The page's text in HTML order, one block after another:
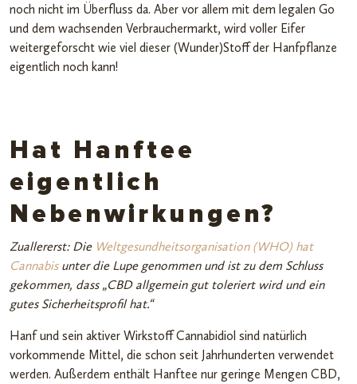
noch nicht im Überfluss da. Aber vor allem mit dem legalen Go
und dem wachsenden Verbrauchermarkt, wird voller Eifer
weitergeforscht wie viel dieser (Wunder)Stoff der Hanfpflanze
eigentlich noch kann!
Hat Hanftee
eigentlich
Nebenwirkungen?
Zuallererst: Die Weltgesundheitsorganisation (WHO) hat
Cannabisunter die Lupe genommen und ist zu dem Schluss
gekommen, dass „CBD allgemein gut toleriert wird und ein
gutes Sicherheitsprofil hat.“
Hanf und sein aktiver Wirkstoff Cannabidiol sind natürlich
vorkommende Mittel, die schon seit Jahrhunderten verwendet
werden. Außerdem enthält Hanftee nur geringe Mengen CBD,